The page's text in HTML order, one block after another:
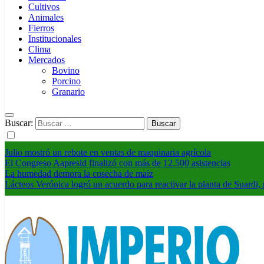
Cultivos
Animales
Fierros
Institucionales
Clima
Mercados
Bovino
Porcino
Granario
Buscar:
Julio mostró un rebote en ventas de maquinaria agrícola
El Congreso Aapresid finalizó con más de 12.500 asistencias
La humedad demora la cosecha de maíz
Lácteos Verónica logró un acuerdo para reactivar la planta de